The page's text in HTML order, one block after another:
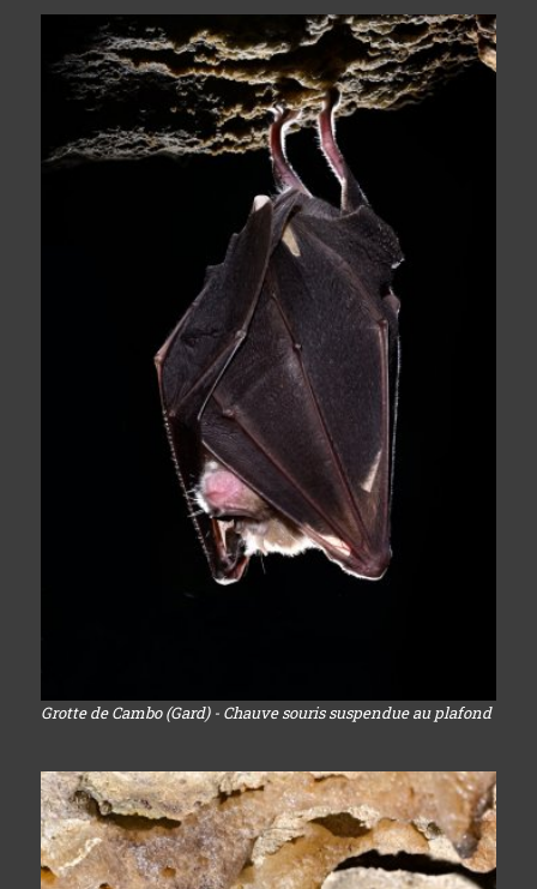
Grotte de Cambo (Gard) - Chauve souris suspendue au plafond